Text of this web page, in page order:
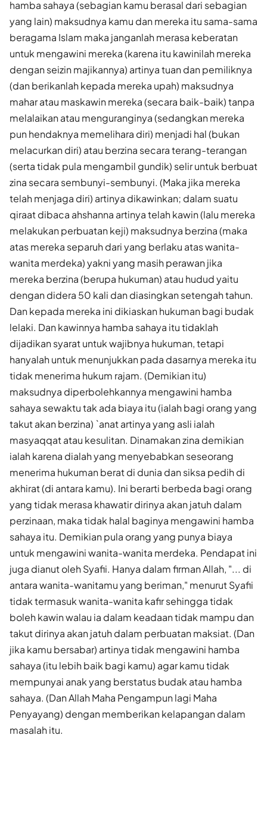
hamba sahaya (sebagian kamu berasal dari sebagian
yang lain) maksudnya kamu dan mereka itu sama-sama
beragama Islam maka janganlah merasa keberatan
untuk mengawini mereka (karena itu kawinilah mereka
dengan seizin majikannya) artinya tuan dan pemiliknya
(dan berikanlah kepada mereka upah) maksudnya
mahar atau maskawin mereka (secara baik-baik) tanpa
melalaikan atau menguranginya (sedangkan mereka
pun hendaknya memelihara diri) menjadi hal (bukan
melacurkan diri) atau berzina secara terang-terangan
(serta tidak pula mengambil gundik) selir untuk berbuat
zina secara sembunyi-sembunyi. (Maka jika mereka
telah menjaga diri) artinya dikawinkan; dalam suatu
qiraat dibaca ahshanna artinya telah kawin (lalu mereka
melakukan perbuatan keji) maksudnya berzina (maka
atas mereka separuh dari yang berlaku atas wanita-
wanita merdeka) yakni yang masih perawan jika
mereka berzina (berupa hukuman) atau hudud yaitu
dengan didera 50 kali dan diasingkan setengah tahun.
Dan kepada mereka ini dikiaskan hukuman bagi budak
lelaki. Dan kawinnya hamba sahaya itu tidaklah
dijadikan syarat untuk wajibnya hukuman, tetapi
hanyalah untuk menunjukkan pada dasarnya mereka itu
tidak menerima hukum rajam. (Demikian itu)
maksudnya diperbolehkannya mengawini hamba
sahaya sewaktu tak ada biaya itu (ialah bagi orang yang
takut akan berzina) `anat artinya yang asli ialah
masyaqqat atau kesulitan. Dinamakan zina demikian
ialah karena dialah yang menyebabkan seseorang
menerima hukuman berat di dunia dan siksa pedih di
akhirat (di antara kamu). Ini berarti berbeda bagi orang
yang tidak merasa khawatir dirinya akan jatuh dalam
perzinaan, maka tidak halal baginya mengawini hamba
sahaya itu. Demikian pula orang yang punya biaya
untuk mengawini wanita-wanita merdeka. Pendapat ini
juga dianut oleh Syafii. Hanya dalam firman Allah, "... di
antara wanita-wanitamu yang beriman," menurut Syafii
tidak termasuk wanita-wanita kafir sehingga tidak
boleh kawin walau ia dalam keadaan tidak mampu dan
takut dirinya akan jatuh dalam perbuatan maksiat. (Dan
jika kamu bersabar) artinya tidak mengawini hamba
sahaya (itu lebih baik bagi kamu) agar kamu tidak
mempunyai anak yang berstatus budak atau hamba
sahaya. (Dan Allah Maha Pengampun lagi Maha
Penyayang) dengan memberikan kelapangan dalam
masalah itu.